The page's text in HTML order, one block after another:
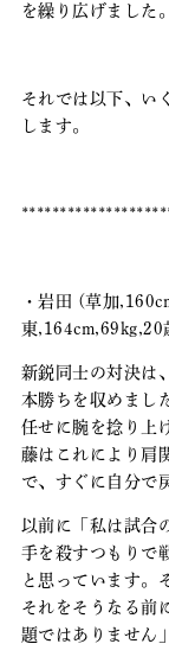
を繰り広げました。
それでは以下、い
します。
・岩田 (草加
東,164cm,69kg,20
新鋭同士の対決は
本勝ちを収めまし
任せに腕を捻り上
藤はこれにより肩
で、すぐに自分で
以前に「私は試合
手を殺すつもりで
と思っています。
それをそうなる前
題ではありません